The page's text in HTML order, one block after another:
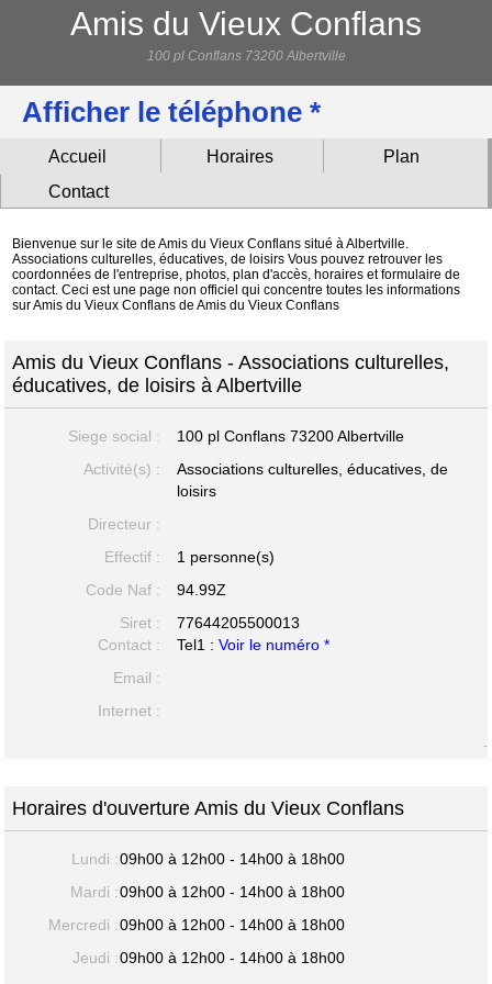
Amis du Vieux Conflans
100 pl Conflans 73200 Albertville
Afficher le téléphone *
Accueil Horaires
Plan
Contact
Bienvenue sur le site de Amis du Vieux Conflans situé à Albertville.
Associations culturelles, éducatives, de loisirs Vous pouvez retrouver les
coordonnées de l'entreprise, photos, plan d'accès, horaires et formulaire de
contact. Ceci est une page non officiel qui concentre toutes les informations
sur Amis du Vieux Conflans de Amis du Vieux Conflans
Amis du Vieux Conflans - Associations culturelles,
éducatives, de loisirs à Albertville
Siege social : 100 pl Conflans73200 Albertville
Activité(s) :
Associations culturelles, éducatives, de
loisirs
Directeur :
Effectif :
1 personne(s)
Code Naf :
94.99Z
Siret :
77644205500013
Contact :
Tel1 :Voir le numéro *
Email :
Internet :
-
Horaires d'ouverture Amis du Vieux Conflans
Lundi :09h00 à 12h00 - 14h00 à 18h00
Mardi :09h00 à 12h00 - 14h00 à 18h00
Mercredi :09h00 à 12h00 - 14h00 à 18h00
Jeudi :09h00 à 12h00 - 14h00 à 18h00